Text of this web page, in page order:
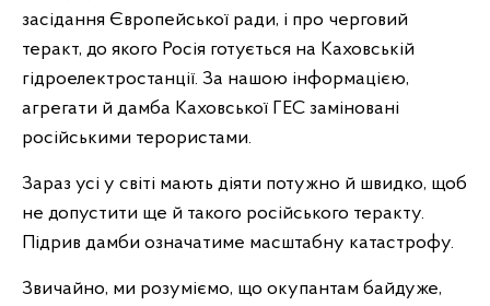
засідання Європейської ради, і про черговий
теракт, до якого Росія готується на Каховській
гідроелектростанції. За нашою інформацією,
агрегати й дамба Каховської ГЕС заміновані
російськими терористами.
Зараз усі у світі мають діяти потужно й швидко, щоб
не допустити ще й такого російського теракту.
Підрив дамби означатиме масштабну катастрофу.
Звичайно, ми розуміємо, що окупантам байдуже,